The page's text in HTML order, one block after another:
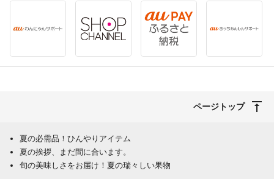
ページトップ
夏の必需品！ひんやりアイテム
夏の挨拶、まだ間に合います。
旬の美味しさをお届け！夏の瑞々しい果物